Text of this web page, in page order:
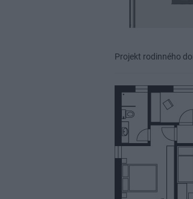
Projekt rodinného